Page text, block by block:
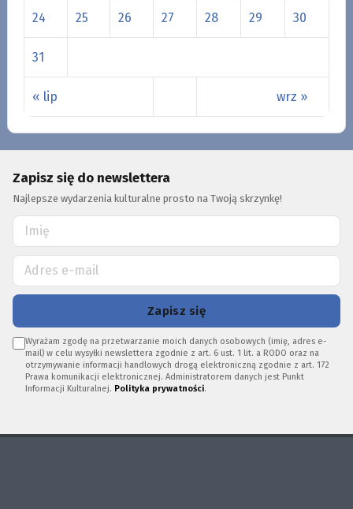
« lip wrz »
24 25 26 27 28 29 30
31
Zapisz się do newslettera
Najlepsze wydarzenia kulturalne prosto na Twoją skrzynkę!
Zapisz się
Wyrażam zgodę na przetwarzanie moich danych osobowych (imię, adres e-
mail) w celu wysyłki newslettera zgodnie z art. 6 ust. 1 lit. a RODO oraz na
otrzymywanie informacji handlowych drogą elektroniczną zgodnie z art. 172
Prawa komunikacji elektronicznej. Administratorem danych jest Punkt
Informacji Kulturalnej. Polityka prywatności.